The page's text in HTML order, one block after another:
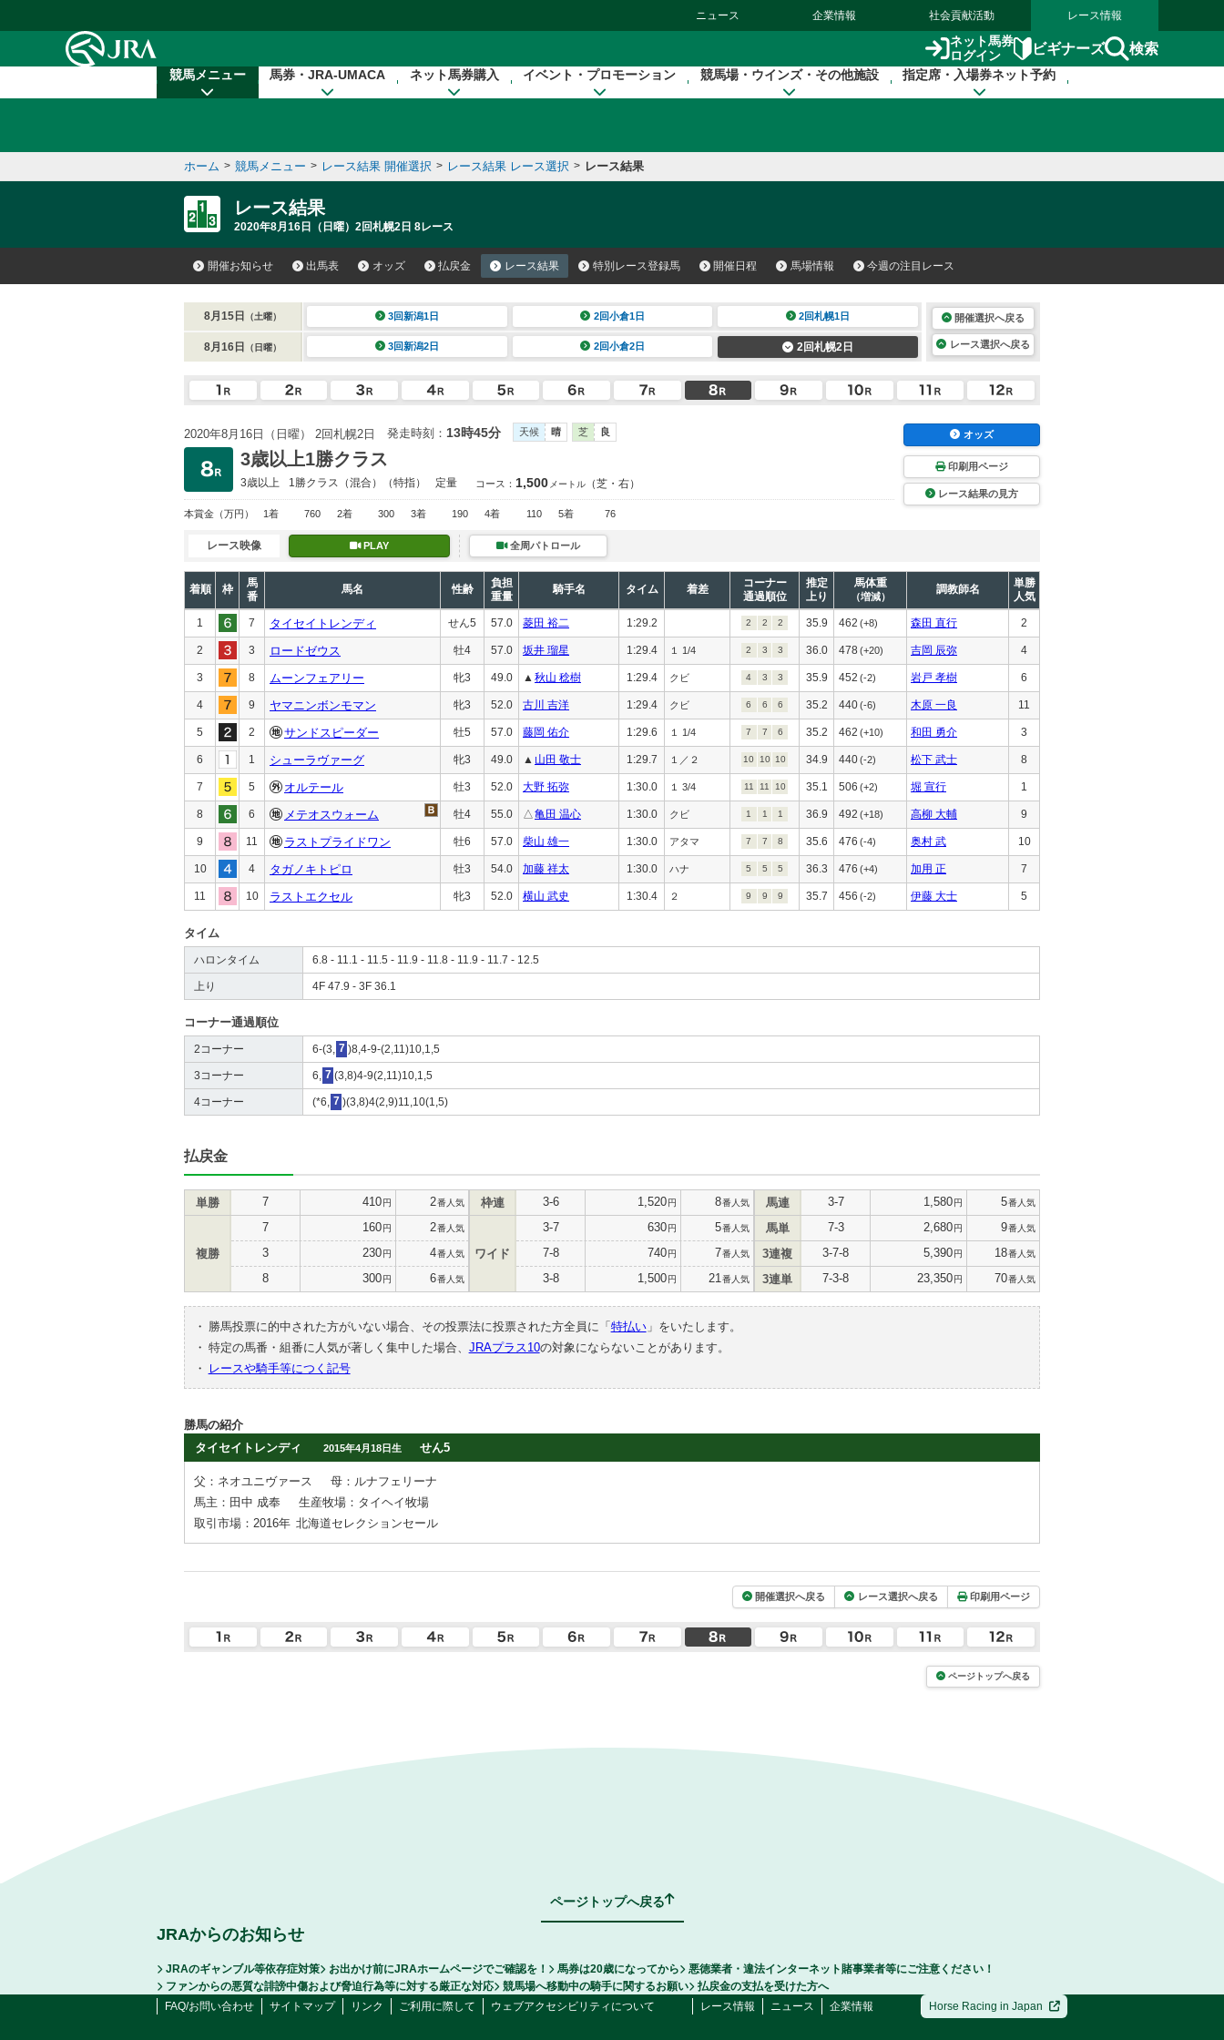
ニュース 企業情報 社会貢献活動 レース情報
ネット馬券
ログイン
ビギナーズ 検索
競馬メニュー 馬券・JRA-UMACA ネット馬券購入 イベント・プロモーション 競馬場・ウインズ・その他施設 指定席・入場券ネット予約
ホーム > 競馬メニュー > レース結果 開催選択 > レース結果 レース選択 > レース結果
レース結果
2020年8月16日（日曜）2回札幌2日 8レース
開催お知らせ 出馬表 オッズ 払戻金 レース結果 特別レース登録馬 開催日程 馬場情報 今週の注目レース
8月15日 （土曜） 3回新潟1日 2回小倉1日 2回札幌1日
8月16日 （日曜） 3回新潟2日 2回小倉2日 2回札幌2日
開催選択へ戻る
レース選択へ戻る
2020年8月16日（日曜） 2回札幌2日 発走時刻： 13時45分 天候 晴 芝 良
3歳以上1勝クラス
3歳以上 1勝クラス （混合）（特指） 定量 コース： 1,500 メートル （芝・右）
本賞金 （万円） 1着 760 2着 300 3着 190 4着 110 5着 76
オッズ
印刷用ページ
レース結果の見方
レース映像 PLAY 全周パトロール
着順 枠
馬
番
馬名 性齢
負担
重量
騎手名 タイム 着差
コーナー
通過順位
推定
上り
馬体重
（増減）
調教師名
単勝
人気
1 7 タイセイトレンディ せん5 57.0 菱田 裕二 1:29.2 2 2 2 35.9 462 (+8) 森田 直行 2
2 3 ロードゼウス 牡4 57.0 坂井 瑠星 1:29.4 １ 1/4 2 3 3 36.0 478 (+20) 吉岡 辰弥 4
3 8 ムーンフェアリー 牝3 49.0 ▲ 秋山 稔樹 1:29.4 クビ 4 3 3 35.9 452 (-2) 岩戸 孝樹 6
4 9 ヤマニンボンモマン 牝3 52.0 古川 吉洋 1:29.4 クビ 6 6 6 35.2 440(-6) 木原 一良 11
5 2 サンドスピーダー 牡5 57.0 藤岡 佑介 1:29.6 １ 1/4 7 7 6 35.2 462 (+10) 和田 勇介 3
6 1 シューラヴァーグ 牝3 49.0 ▲ 山田 敬士 1:29.7 １／２ 10 10 10 34.9 440(-2) 松下 武士 8
7 5 オルテール 牡3 52.0 大野 拓弥 1:30.0 １ 3/4 11 11 10 35.1 506 (+2) 堀 宣行 1
8 6 メテオスウォーム 牡4 55.0 △亀田 温心 1:30.0 クビ 1 1 1 36.9 492 (+18) 高柳 大輔 9
9 11 ラストプライドワン 牡6 57.0 柴山 雄一 1:30.0 アタマ 7 7 8 35.6 476 (-4) 奥村 武 10
10 4 タガノキトピロ 牡3 54.0 加藤 祥太 1:30.0 ハナ 5 5 5 36.3 476 (+4) 加用 正 7
11 10 ラストエクセル 牝3 52.0 横山 武史 1:30.4 ２ 9 9 9 35.7 456 (-2) 伊藤 大士 5
タイム
ハロンタイム 6.8 - 11.1 - 11.5 - 11.9 - 11.8 - 11.9 - 11.7 - 12.5
上り 4F 47.9 - 3F 36.1
コーナー通過順位
2コーナー 6-(3, 7 )8,4-9-(2,11)10,1,5
3コーナー 6, 7 (3,8)4-9(2,11)10,1,5
4コーナー (*6, 7 )(3,8)4(2,9)11,10(1,5)
払戻金
単勝 7 410円 2番人気
複勝
7 160円 2番人気
3 230円 4番人気
8 300円 6番人気
枠連 3-6 1,520円 8番人気
ワイド
3-7 630円 5番人気
7-8 740円 7番人気
3-8 1,500円 21 番人気
馬連 3-7 1,580円 5番人気
馬単 7-3 2,680円 9番人気
3連複 3-7-8 5,390円 18番人気
3連単 7-3-8 23,350円 70番人気
・ 勝馬投票に的中された方がいない場合、その投票法に投票された方全員に「 特払い」をいたします。
・ 特定の馬番・組番に人気が著しく集中した場合、 JRAプラス10の対象にならないことがあります。
・
レースや騎手等につく記号
勝馬の紹介
タイセイトレンディ
2015年4月18日生 せん5
父：ネオユニヴァース
母：ルナフェリーナ
馬主：田中 成奉
生産牧場：タイヘイ牧場
取引市場：2016年 北海道セレクションセール
開催選択へ戻る レース選択へ戻る 印刷用ページ
ページトップへ戻る
ページトップへ戻る
JRAからのお知らせ
JRAのギャンブル等依存症対策 お出かけ前にJRAホームページでご確認を！ 馬券は20歳になってから
悪徳業者・違法インターネット賭事業者等にご注意ください！
ファンからの悪質な誹謗中傷および脅迫行為等に対する厳正な対応
競馬場へ移動中の騎手に関するお願い
払戻金の支払を受けた方へ
FAQ/お問い合わせ
サイトマップ リンク ご利用に際して ウェブアクセシビリティについて レース情報 ニュース 企業情報 Horse Racing in Japan